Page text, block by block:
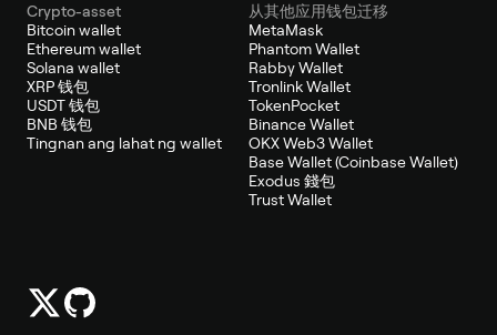
Crypto-asset
Bitcoin wallet
Ethereum wallet
Solana wallet
XRP 钱包
USDT 钱包
BNB 钱包
Tingnan ang lahat ng wallet
从其他应用钱包迁移
MetaMask
Phantom Wallet
Rabby Wallet
Tronlink Wallet
TokenPocket
Binance Wallet
OKX Web3 Wallet
Base Wallet (Coinbase Wallet)
Exodus 錢包
Trust Wallet